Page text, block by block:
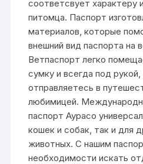
соответсвует характеру
питомца. Паспорт
материалов, которые
внешний вид паспорта на
Ветпаспорт легко
сумку и всегда под рукой,
отправляетесь в
любимицей.
паспорт Аурасо
кошек и собак, так и для
животных. С нашим
необходимости искать